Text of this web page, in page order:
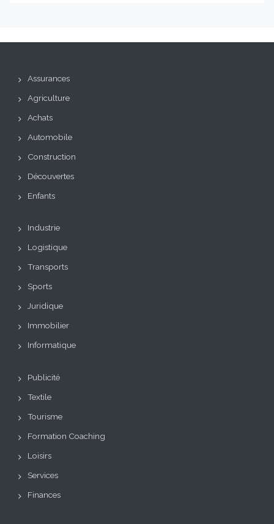
Assurances
Agriculture
Achats
Automobile
Construction
Découvertes
Enfants
Industrie
Logistique
Transports
Sports
Juridique
Immobilier
Informatique
Publicité
Textile
Tourisme
Formation Coaching
Loisirs
Services
Finances